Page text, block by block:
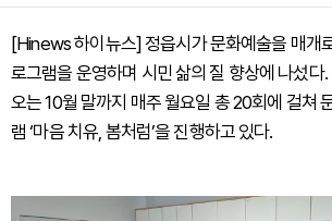
[Hinews 하이뉴스] 정읍시가 문화예술을 매개
로그램을 운영하며 시민 삶의 질 향상에 나섰다
오는 10월 말까지 매주 월요일 총 20회에 걸쳐
램 ‘마음 치유, 봄처럼’을 진행하고 있다.